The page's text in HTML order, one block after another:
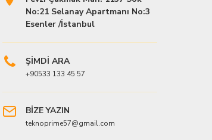
No:21 Selanay Apartmanı No:3
Esenler /İstanbul
ŞİMDİ ARA
+90533 133 45 57
BİZE YAZIN
teknoprime57@gmail.com